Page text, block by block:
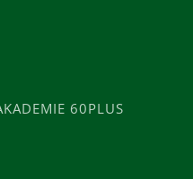
60PLUS